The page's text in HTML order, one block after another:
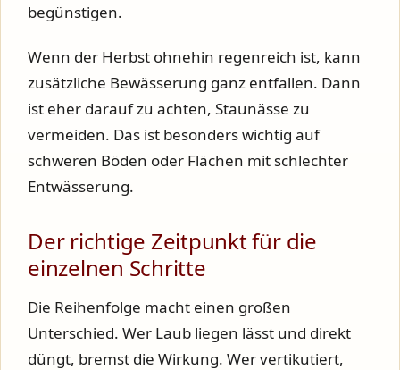
begünstigen.
Wenn der Herbst ohnehin regenreich ist, kann
zusätzliche Bewässerung ganz entfallen. Dann
ist eher darauf zu achten, Staunässe zu
vermeiden. Das ist besonders wichtig auf
schweren Böden oder Flächen mit schlechter
Entwässerung.
Der richtige Zeitpunkt für die
einzelnen Schritte
Die Reihenfolge macht einen großen
Unterschied. Wer Laub liegen lässt und direkt
düngt, bremst die Wirkung. Wer vertikutiert,